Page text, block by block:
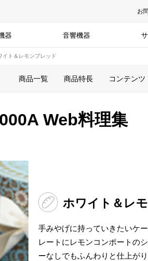
お
器 音響機器
イト＆レモンブレッド
商品一覧 商品特長 コンテンツ
Web料理集
ホワイト＆レ
手みやげに持っていきたいケ
レートにレモンコンポートの
ーなしでもふんわりと仕上が